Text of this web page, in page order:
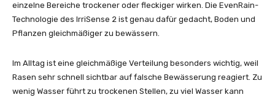
einzelne Bereiche trockener oder fleckiger wirken. Die EvenRain-
Technologie des IrriSense 2 ist genau dafür gedacht, Boden und
Pflanzen gleichmäßiger zu bewässern.
Im Alltag ist eine gleichmäßige Verteilung besonders wichtig, weil
Rasen sehr schnell sichtbar auf falsche Bewässerung reagiert. Zu
wenig Wasser führt zu trockenen Stellen, zu viel Wasser kann